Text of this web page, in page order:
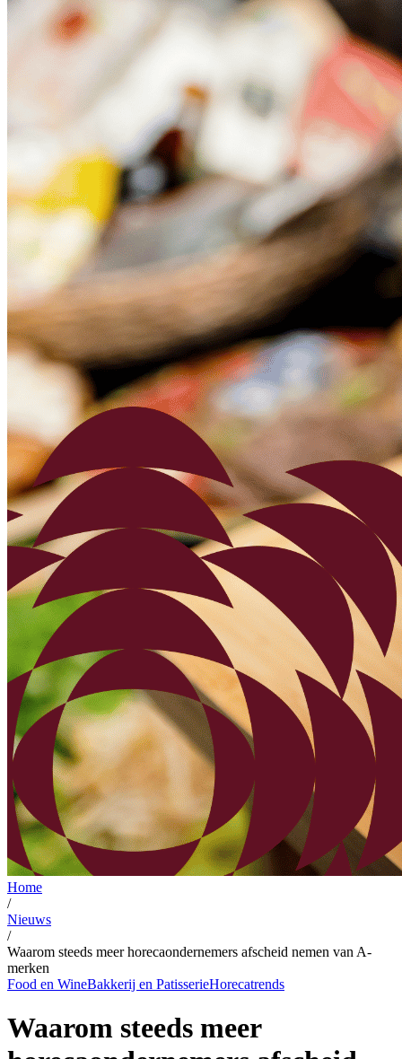
Home
/
Nieuws
/
Waarom steeds meer horecaondernemers afscheid nemen van A-
merken
Food en WineBakkerij en PatisserieHorecatrends
Waarom steeds meer